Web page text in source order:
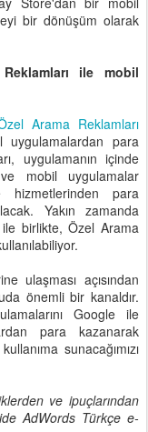
bir dönüşüm olarak
ile mobil
Arama Reklamları
uygulamalardan para
uygulamanın içinde
mobil uygulamalar
hizmetlerinden para
Yakın zamanda
ile birlikte, Özel Arama
ulaşması açısından
önemli bir kanaldır.
Google ile
para kazanarak
sunacağımızı
ve ipuçlarından
AdWords Türkçe e-